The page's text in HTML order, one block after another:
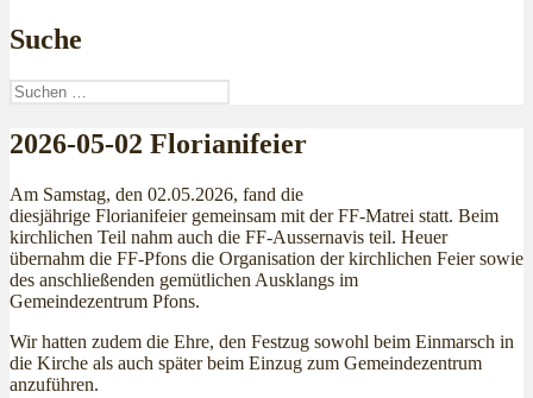
Suche
Suchen
2026-05-02 Florianifeier
Am Samstag, den 02.05.2026, fand die
diesjährige Florianifeier gemeinsam mit der FF-Matrei statt. Beim
kirchlichen Teil nahm auch die FF-Aussernavis teil. Heuer
übernahm die FF-Pfons die Organisation der kirchlichen Feier sowie
des anschließenden gemütlichen Ausklangs im
Gemeindezentrum Pfons.
Wir hatten zudem die Ehre, den Festzug sowohl beim Einmarsch in
die Kirche als auch später beim Einzug zum Gemeindezentrum
anzuführen.